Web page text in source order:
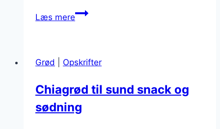
Læs mereChiagrød
med
Grød Opskrifter
Chiagrød til sund snack og
sødning